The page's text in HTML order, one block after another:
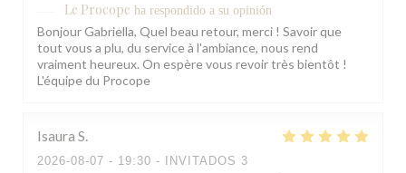
Le Procope ha respondido a su opinión
Bonjour Gabriella, Quel beau retour, merci ! Savoir que
tout vous a plu, du service à l'ambiance, nous rend
vraiment heureux. On espère vous revoir très bientôt !
L'équipe du Procope
Isaura S
2026-08-07 - 19:30 - INVITADOS 3